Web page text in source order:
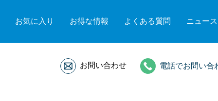
お気に入り お得な情報 よくある質問 ニュース
お問い合わせ 電話でお問い合